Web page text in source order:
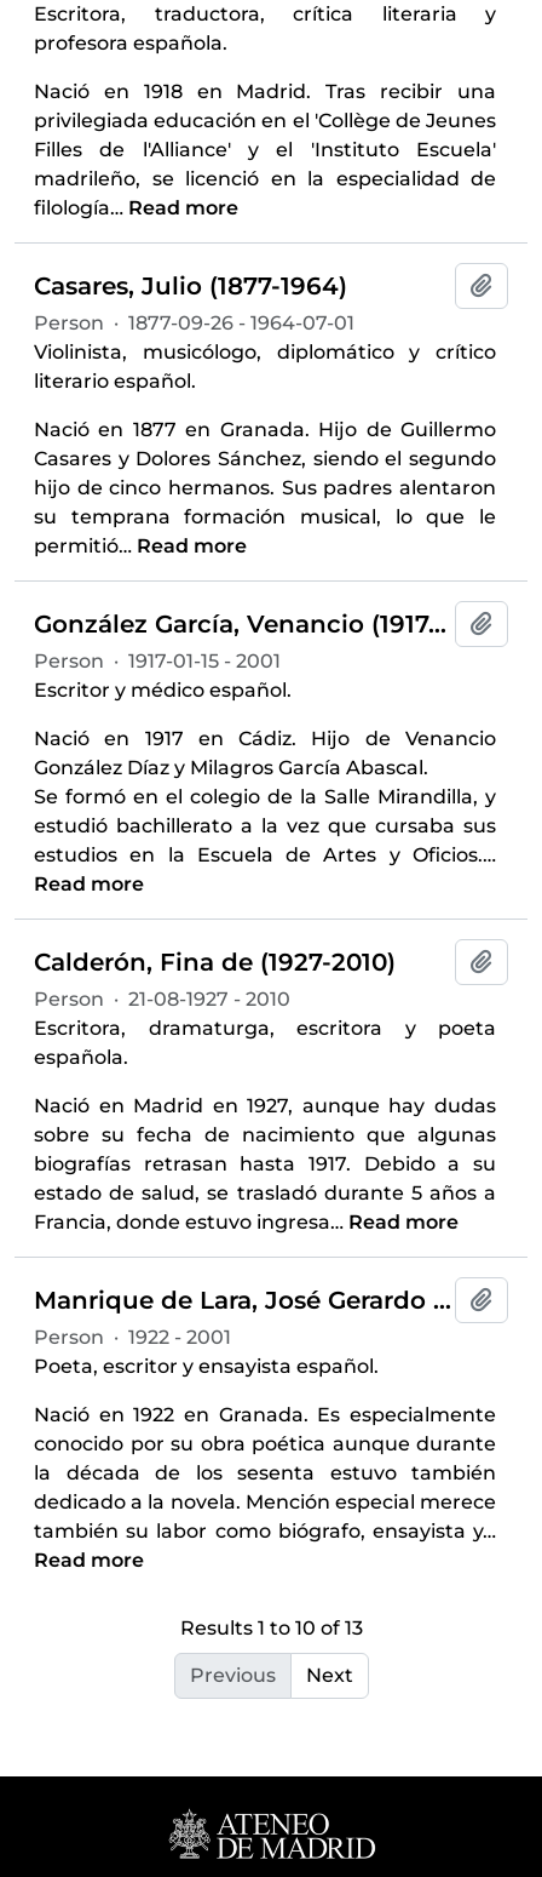
Escritora, traductora, crítica literaria y
profesora española.
Nació en 1918 en Madrid. Tras recibir una
privilegiada educación en el 'Collège de Jeunes
Filles de l'Alliance' y el 'Instituto Escuela'
madrileño, se licenció en la especialidad de
filología… Read more
Casares, Julio (1877-1964)
Person · 1877-09-26 - 1964-07-01
Violinista, musicólogo, diplomático y crítico
literario español.
Nació en 1877 en Granada. Hijo de Guillermo
Casares y Dolores Sánchez, siendo el segundo
hijo de cinco hermanos. Sus padres alentaron
su temprana formación musical, lo que le
permitió… Read more
González García, Venancio (1917-2001)
Person · 1917-01-15 - 2001
Escritor y médico español.
Nació en 1917 en Cádiz. Hijo de Venancio
González Díaz y Milagros García Abascal.
Se formó en el colegio de la Salle Mirandilla, y
estudió bachillerato a la vez que cursaba sus
estudios en la Escuela de Artes y Oficios.…
Read more
Calderón, Fina de (1927-2010)
Person · 21-08-1927 - 2010
Escritora, dramaturga, escritora y poeta
española.
Nació en Madrid en 1927, aunque hay dudas
sobre su fecha de nacimiento que algunas
biografías retrasan hasta 1917. Debido a su
estado de salud, se trasladó durante 5 años a
Francia, donde estuvo ingresa… Read more
Manrique de Lara, José Gerardo (1922-2001)
Person · 1922 - 2001
Poeta, escritor y ensayista español.
Nació en 1922 en Granada. Es especialmente
conocido por su obra poética aunque durante
la década de los sesenta estuvo también
dedicado a la novela. Mención especial merece
también su labor como biógrafo, ensayista y…
Read more
Results 1 to 10 of 13
Previous Next